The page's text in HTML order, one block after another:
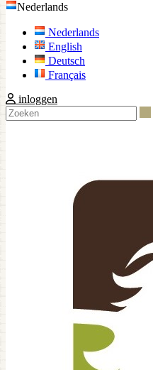
Nederlands
Nederlands
English
Deutsch
Français
inloggen